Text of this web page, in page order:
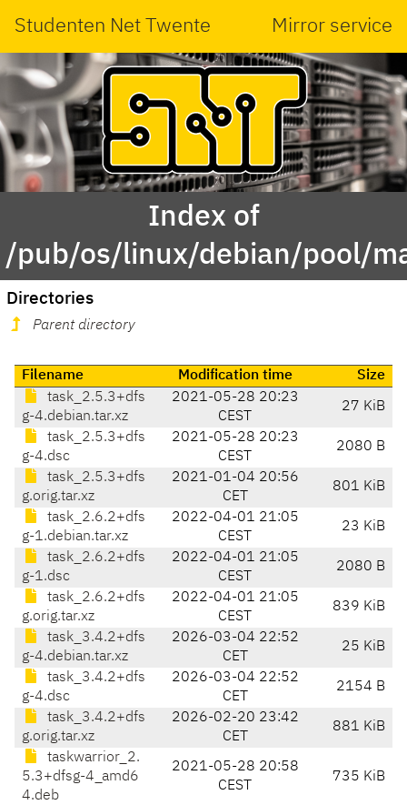
Studenten Net Twente Mirror service
Index of
/pub/os/linux/debian/pool/
Directories
Parent directory
Filename Modification time
Size
task_2.5.3+dfs
g-4.debian.tar.xz
2021-05-28 20:23
CEST
27 KiB
task_2.5.3+dfs
g-4.dsc
2021-05-28 20:23
CEST
2080 B
task_2.5.3+dfs
g.orig.tar.xz
2021-01-04 20:56
CET
801 KiB
task_2.6.2+dfs
g-1.debian.tar.xz
2022-04-01 21:05
CEST
23 KiB
task_2.6.2+dfs
g-1.dsc
2022-04-01 21:05
CEST
2080 B
task_2.6.2+dfs
g.orig.tar.xz
2022-04-01 21:05
CEST
839 KiB
task_3.4.2+dfs
g-4.debian.tar.xz
2026-03-04 22:52
CET
25 KiB
task_3.4.2+dfs
g-4.dsc
2026-03-04 22:52
CET
2154 B
task_3.4.2+dfs
g.orig.tar.xz
2026-02-20 23:42
CET
881 KiB
taskwarrior_2.
5.3+dfsg-4_amd6
4.deb
2021-05-28 20:58
CEST
735 KiB